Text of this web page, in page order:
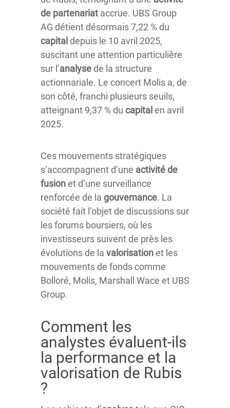
de partenariat accrue. UBS Group
AG détient désormais 7,22 % du
capital depuis le 10 avril 2025,
suscitant une attention particulière
sur l’analyse de la structure
actionnariale. Le concert Molis a, de
son côté, franchi plusieurs seuils,
atteignant 9,37 % du capital en avril
2025.
Ces mouvements stratégiques
s’accompagnent d’une activité de
fusionet d’une surveillance
renforcée de la gouvernance. La
société fait l’objet de discussions sur
les forums boursiers, où les
investisseurs suivent de près les
évolutions de la valorisationet les
mouvements de fonds comme
Bolloré, Molis, Marshall Wace et UBS
Group.
Comment les
analystes évaluent-ils
la performance et la
valorisation de Rubis
?